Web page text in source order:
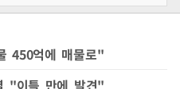
450억에 매물로"
"이틀 만에 발견"